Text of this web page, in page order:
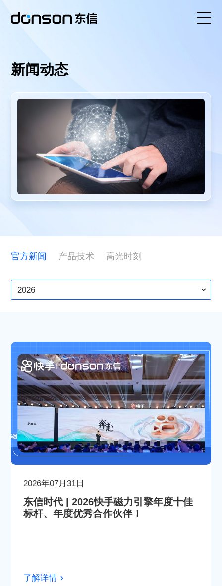
关于东信
联系东信
新闻动态
官方新闻 产品技术 高光时刻
2026
2026年07月31日
东信时代 | 2026快手磁力引擎年度十佳
标杆、年度优秀合作伙伴！
了解详情